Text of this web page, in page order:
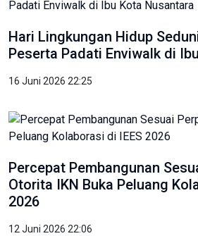
Hari Lingkungan Hidup
Peserta Padati Enviwalk di
16 Juni 2026 22:25
Percepat Pembangunan
Otorita IKN Buka Peluang
2026
12 Juni 2026 22:06